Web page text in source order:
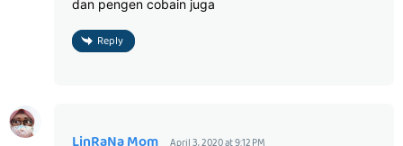
dan pengen cobain juga
Reply